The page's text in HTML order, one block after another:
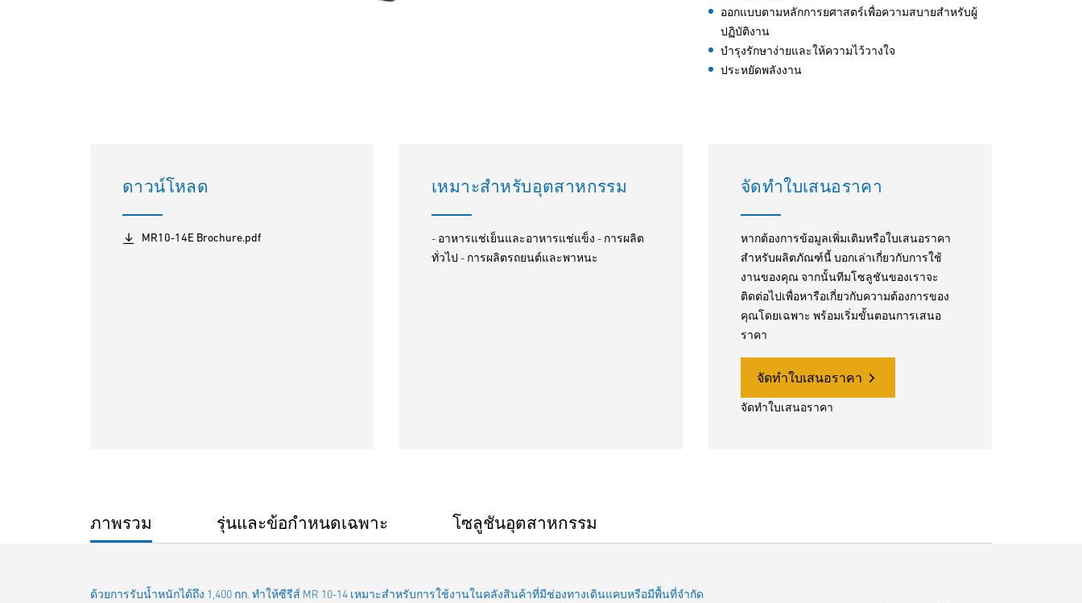
ออกแบบตามหลักการยศาสตร์เพื่อความสบายสำหรับผู้
ปฏิบัติงาน
บำรุงรักษาง่ายและให้ความไว้วางใจ
ประหยัดพลังงาน
ดาวน์โหลด
MR10-14E Brochure.pdf
เหมาะสำหรับอุตสาหกรรม
- อาหารแช่เย็นและอาหารแช่แข็ง - การผลิต
ทั่วไป - การผลิตรถยนต์และพาหนะ
จัดทำใบเสนอราคา
หากต้องการข้อมูลเพิ่มเติมหรือใบเสนอราคา
สำหรับผลิตภัณฑ์นี้ บอกเล่าเกี่ยวกับการใช้
งานของคุณ จากนั้นทีมโซลูชันของเราจะ
ติดต่อไปเพื่อหารือเกี่ยวกับความต้องการของ
คุณโดยเฉพาะ พร้อมเริ่มขั้นตอนการเสนอ
ราคา
จัดทำใบเสนอราคา
จัดทำใบเสนอราคา
ภาพรวม รุ่นและข้อกำหนดเฉพาะ โซลูชันอุตสาหกรรม
ด้วยการรับน้ำหนักได้ถึง 1,400 กก. ทำให้ซีรีส์ MR 10-14 เหมาะสำหรับการใช้งานในคลังสินค้าที่มีช่องทางเดินแคบหรือมีพื้นที่จำกัด